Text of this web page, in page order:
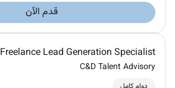
قدم الآن
Freelance Lead Generation Specialist
C&D Talent Advisory